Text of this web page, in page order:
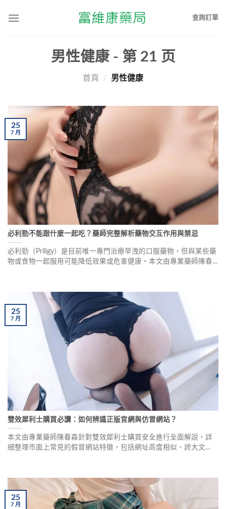
查詢訂單
男性健康- 第 21 页
首頁 / 男性健康
必利勁不能跟什麼一起吃？藥師完整解析藥物交互作用與禁忌
必利勁（Priligy）是目前唯一專門治療早洩的口服藥物，但與某些藥
物或食物一起服用可能降低效果或危害健康。本文由專業藥師陳春
25
7月
雙效犀利士購買必讀：如何辨識正版官網與仿冒網站？
本文由專業藥師陳春森針對雙效犀利士購買安全進行全面解說，詳
細整理市面上常見的假冒網站特徵，包括網址高度相似、誇大文
25
7月
25
7月